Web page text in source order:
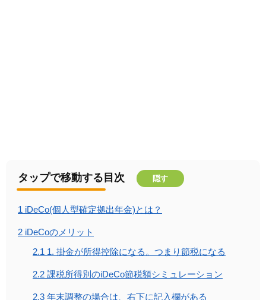
タップで移動する目次 隠す
1 iDeCo(個人型確定拠出年金)とは？
2 iDeCoのメリット
2.1 1. 掛金が所得控除になる。つまり節税になる
2.2 課税所得別のiDeCo節税額シミュレーション
2.3 年末調整の場合は、右下に記入欄がある